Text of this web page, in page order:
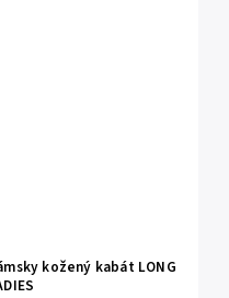
kožený kabát LONG